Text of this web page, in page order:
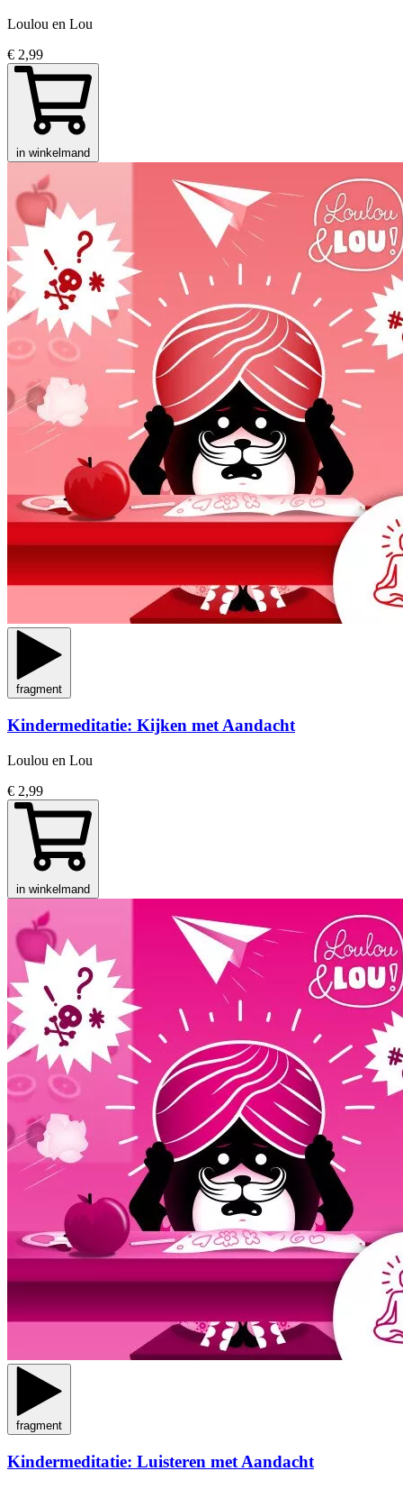
Loulou en Lou
€ 2,99
in winkelmand
fragment
Kindermeditatie: Kijken met Aandacht
Loulou en Lou
€ 2,99
in winkelmand
fragment
Kindermeditatie: Luisteren met Aandacht